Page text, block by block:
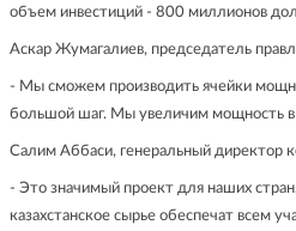
объем инвестиций - 800 миллионов
Аскар Жумагалиев, председатель
- Мы сможем производить ячейки
большой шаг. Мы увеличим мощность в
Салим Аббаси, генеральный директор
- Это значимый проект для наших
казахстанское сырье обеспечат всем